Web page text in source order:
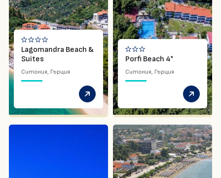
Lagomandra Beach &
Suites
Ситония, Гърция
Porfi Beach 4*
Ситония, Гърция